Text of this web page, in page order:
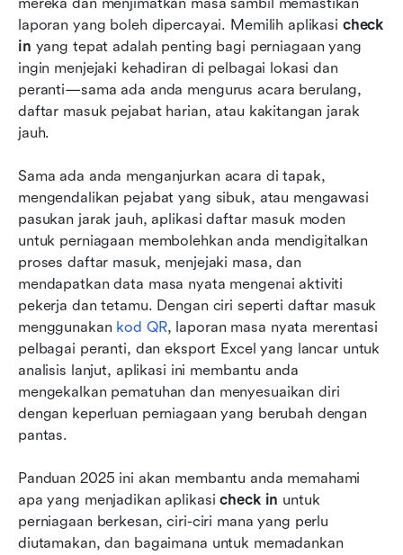
laporan yang boleh dipercayai. Memilih aplikasi check
in yang tepat adalah penting bagi perniagaan yang
ingin menjejaki kehadiran di pelbagai lokasi dan
peranti—sama ada anda mengurus acara berulang,
daftar masuk pejabat harian, atau kakitangan jarak
jauh.
Sama ada anda menganjurkan acara di tapak,
mengendalikan pejabat yang sibuk, atau mengawasi
pasukan jarak jauh, aplikasi daftar masuk moden
untuk perniagaan membolehkan anda mendigitalkan
proses daftar masuk, menjejaki masa, dan
mendapatkan data masa nyata mengenai aktiviti
pekerja dan tetamu. Dengan ciri seperti daftar masuk
menggunakan kod QR, laporan masa nyata merentasi
pelbagai peranti, dan eksport Excel yang lancar untuk
analisis lanjut, aplikasi ini membantu anda
mengekalkan pematuhan dan menyesuaikan diri
dengan keperluan perniagaan yang berubah dengan
pantas.
Panduan 2025 ini akan membantu anda memahami
apa yang menjadikan aplikasi check in untuk
perniagaan berkesan, ciri-ciri mana yang perlu
diutamakan, dan bagaimana untuk memadankan